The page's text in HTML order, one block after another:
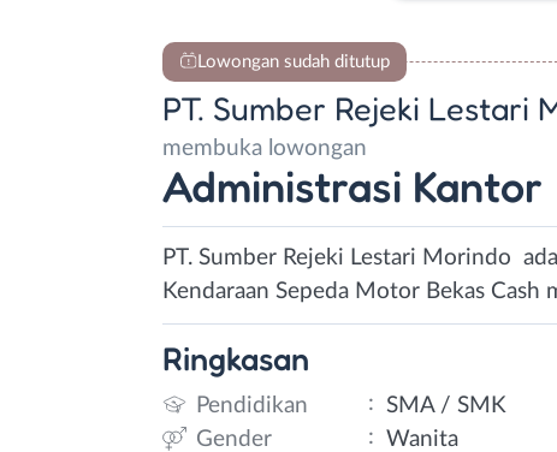
Lowongan sudah ditutup
PT. Sumber Rejeki Lestari
membuka lowongan
Administrasi Kantor
PT. Sumber Rejeki Lestari Morindo
Kendaraan Sepeda Motor Bekas Cash
Ringkasan
Pendidikan : SMA / SMK
Gender
: Wanita